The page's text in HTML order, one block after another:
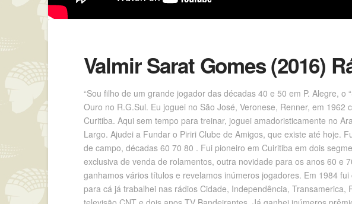
Valmir Sarat Gomes (2016)
“Sou filho de um grande jogador das décadas 40 e 50 em P. Alegre,
Ouro no R.G.Sul. Eu joguei no São José, Veronese, Renner, em
Curitiba. Aqui sem tempo para treinar, joguei amadoristicamente no
Largo. Ajudei a Fundar o Piriri Clube de Amigos, que existe até hoje.
de campo, décadas 60 70 80 . Fui pioneiro em Cuiritiba em dois
exclusiva de venda de rolamentos, outra novidade para os anos 60 e
ganhamos vários títulos e revelamos inúmeros jogadores. Em 1984
para cá já trabalhei nas rádios Cidade, Independência,